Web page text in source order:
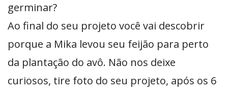
germinar?
Ao final do seu projeto você vai descobrir
porque a Mika levou seu feijão para perto
da plantação do avô. Não nos deixe
curiosos, tire foto do seu projeto, após os 6